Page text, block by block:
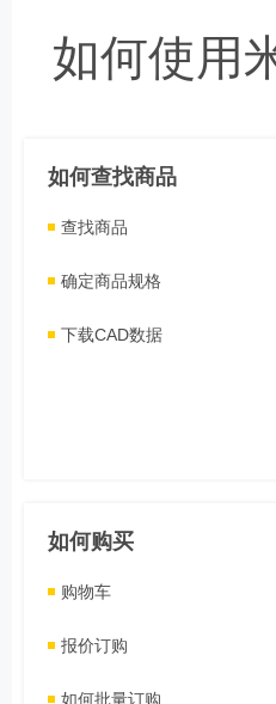
如何使用
如何查找商品
查找商品
确定商品规格
下载CAD数据
如何购买
购物车
报价订购
如何批量订购